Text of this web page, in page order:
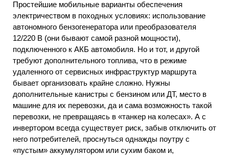
Простейшие мобильные варианты обеспечения
электричеством в походных условиях: использование
автономного бензогенератора или преобразователя
12/220 В (они бывают самой разной мощности),
подключенного к АКБ автомобиля. Но и тот, и другой
требуют дополнительного топлива, что в режиме
удаленного от сервисных инфраструктур маршрута
бывает организовать крайне сложно. Нужны
дополнительные канистры с бензином или ДТ, место в
машине для их перевозки, да и сама возможность такой
перевозки, не превращаясь в «танкер на колесах». А с
инвертором всегда существует риск, забыв отключить от
него потребителей, проснуться однажды поутру с
«пустым» аккумулятором или сухим баком и,